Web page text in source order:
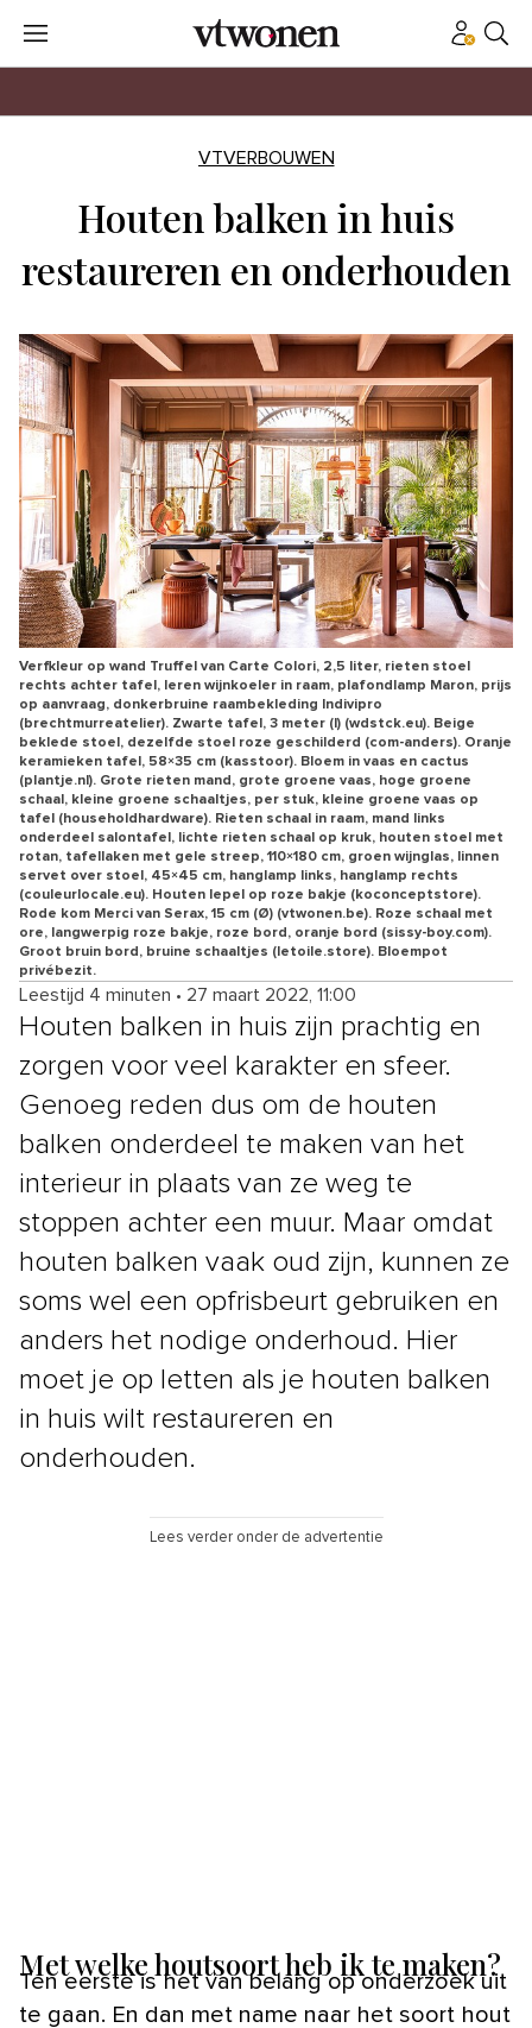
VTVERBOUWEN
Houten balken in huis
restaureren en onderhouden
Verfkleur op wand Truffel van Carte Colori, 2,5 liter, rieten stoel
rechts achter tafel, leren wijnkoeler in raam, plafondlamp Maron, prijs
op aanvraag, donkerbruine raambekleding Indivipro
(brechtmurreatelier). Zwarte tafel, 3 meter (l) (wdstck.eu). Beige
beklede stoel, dezelfde stoel roze geschilderd (com-anders). Oranje
keramieken tafel, 58×35 cm (kasstoor). Bloem in vaas en cactus
(plantje.nl). Grote rieten mand, grote groene vaas, hoge groene
schaal, kleine groene schaaltjes, per stuk, kleine groene vaas op
tafel (householdhardware). Rieten schaal in raam, mand links
onderdeel salontafel, lichte rieten schaal op kruk, houten stoel met
rotan, tafellaken met gele streep, 110×180 cm, groen wijnglas, linnen
servet over stoel, 45×45 cm, hanglamp links, hanglamp rechts
(couleurlocale.eu). Houten lepel op roze bakje (koconceptstore).
Rode kom Merci van Serax, 15 cm (Ø) (vtwonen.be). Roze schaal met
ore, langwerpig roze bakje, roze bord, oranje bord (sissy-boy.com).
Groot bruin bord, bruine schaaltjes (letoile.store). Bloempot
privébezit.
Leestijd 4 minuten • 27 maart 2022, 11:00
Houten balken in huis zijn prachtig en
zorgen voor veel karakter en sfeer.
Genoeg reden dus om de houten
balken onderdeel te maken van het
interieur in plaats van ze weg te
stoppen achter een muur. Maar omdat
houten balken vaak oud zijn, kunnen ze
soms wel een opfrisbeurt gebruiken en
anders het nodige onderhoud. Hier
moet je op letten als je houten balken
in huis wilt restaureren en
onderhouden.
Lees verder onder de advertentie
Met welke houtsoort heb ik te maken?
Ten eerste is het van belang op onderzoek uit
te gaan. En dan met name naar het soort hout